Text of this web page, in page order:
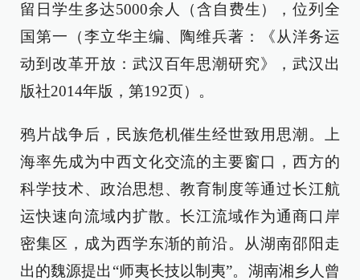
留日学生多达5000余人（含自费生），位列全
国第一（李立华主编、陶维兵著：《从洋务运
动到改革开放：武汉百年思潮研究》，武汉出
版社2014年版，第192页）。
鸦片战争后，民族危机催生经世致用思潮。上
海率先成为中西文化交流的主要窗口，西方的
科学技术、政治思想、教育制度等通过长江航
运快速向流域内扩散。长江流域作为通商口岸
密集区，成为西学东渐的前沿。从湖南邵阳走
出的魏源提出“师夷长技以制夷”。湖南湘乡人曾